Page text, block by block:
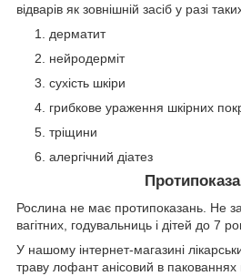
відварів як зовнішній засіб у разі
дерматит
нейродерміт
сухість шкіри
грибкове ураження шкірних
тріщини
алергічний діатез
Рослина не має протипоказань. Не
вагітних, годувальниць і дітей до 7
У нашому інтернет-магазині
траву лофант анісовий в пакованнях